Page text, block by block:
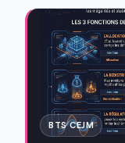
BTS CEJM